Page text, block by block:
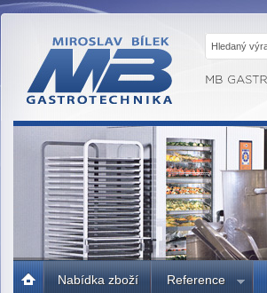
MB GASTRO
BRNO -
Gastrotechnika,
profesionální
kuchyně
strana
Nabídka zboží Reference